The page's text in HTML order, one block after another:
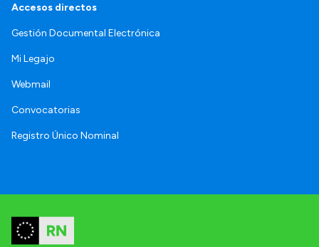
Accesos directos
Gestión Documental Electrónica
Mi Legajo
Webmail
Convocatorias
Registro Único Nominal